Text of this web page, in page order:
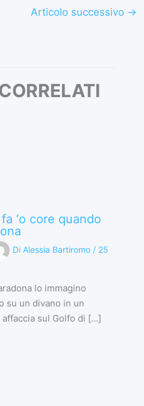
Articolo successivo →
‘o core quando
Di Alessia Bartiromo / 25
lo immagino
su un divano in un
sul Golfo di […]